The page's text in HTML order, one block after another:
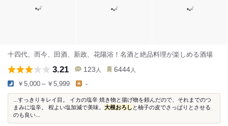
十四代、而今、田酒、新政、花陽浴！名酒と絶品料理が楽しめる酒場
3.21 123 人 6444 人
￥5,000～￥5,999 -
...すっきりキレイ目。 イカの塩辛 焼き物と揚げ物を頼んだので、それまでのつ
まみに塩辛。 程よい塩加減で美味。 大根おろし と柚子の皮でさっぱりとさせる
のも良い...